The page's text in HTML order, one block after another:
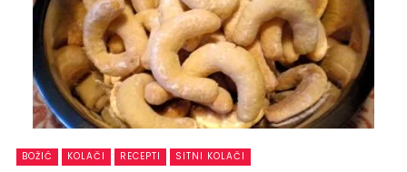
BOŽIĆ KOLAČI RECEPTI SITNI KOLAČI